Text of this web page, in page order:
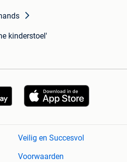
kinderstoel'
Veilig en Succesvol
Voorwaarden